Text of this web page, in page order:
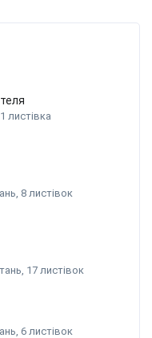
листівка
8 листівок
17 листівок
6 листівок